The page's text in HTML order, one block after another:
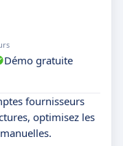
Démo gratuite
fournisseurs
optimisez les